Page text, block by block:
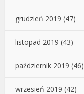
grudzień 2019 (47)
listopad 2019 (43)
październik 2019 (46)
wrzesień 2019 (42)